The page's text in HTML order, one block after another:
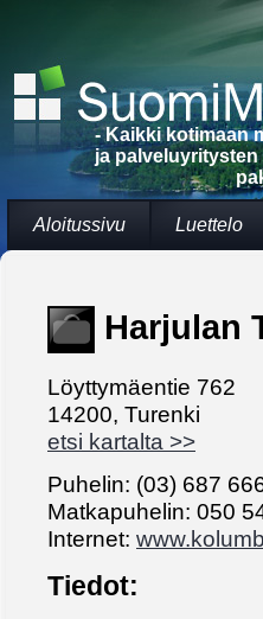
- Kaikki kotimaan
ja
Aloitussivu Luettelo
Harjulan
Löyttymäentie 762
14200, Turenki
etsi kartalta >>
Puhelin: (03) 687
Matkapuhelin: 050
Internet:
Tiedot: